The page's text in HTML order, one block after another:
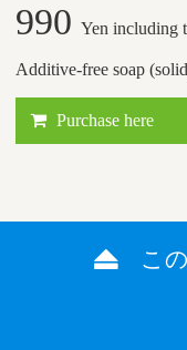
990 Yen including
Additive-free soap
Purchase here
こ